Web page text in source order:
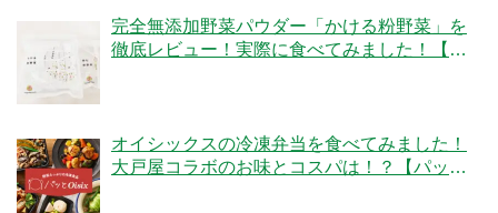
完全無添加野菜パウダー「かける粉野菜」を
徹底レビュー！実際に食べてみました！【ベ
オイシックスの冷凍弁当を食べてみました！
大戸屋コラボのお味とコスパは！？【パッと